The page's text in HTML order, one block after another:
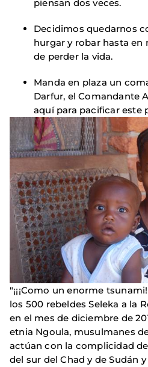
piensan dos veces.
Decidimos quedarnos
hurgar y robar hasta en
de perder la vida.
Manda en plaza un
Darfur, el Comandante
aquí para pacificar este
"¡¡¡Como un enorme
los 500 rebeldes Seleka a la
en el mes de diciembre de
etnia Ngoula, musulmanes
actúan con la complicidad
del sur del Chad y de Sudán